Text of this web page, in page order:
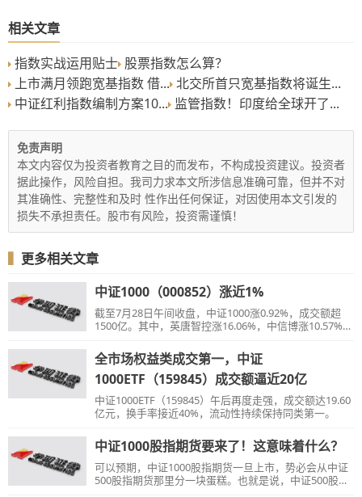
相关文章
指数实战运用贴士 股票指数怎么算？
上市满月领跑宽基指数 借... 北交所首只宽基指数将诞生...
中证红利指数编制方案10... 监管指数！印度给全球开了...
免责声明
本文内容仅为投资者教育之目的而发布，不构成投资建议。投资者
据此操作，风险自担。我司力求本文所涉信息准确可靠，但并不对
其准确性、完整性和及时 性作出任何保证，对因使用本文引发的
损失不承担责任。股市有风险，投资需谨慎！
▍ 更多相关文章
中证1000（000852）涨近1%
截至7月28日午间收盘，中证1000涨0.92%，成交额超
1500亿。其中，英唐智控涨16.06%，中信博涨10.57%，
为，近期宏观流动性持续宽裕，产业债信用利差收窄，
小盘股风格相对占优。
全市场权益类成交第一，中证
1000ETF（159845）成交额逼近20亿
中证1000ETF（159845）午后再度走强，成交额达19.60
亿元，换手率接近40%，流动性持续保持同类第一。
中证1000股指期货要来了！这意味着什么？
可以预期，中证1000股指期货一旦上市，势必会从中证
500股指期货那里分一块蛋糕。也就是说，中证500股指